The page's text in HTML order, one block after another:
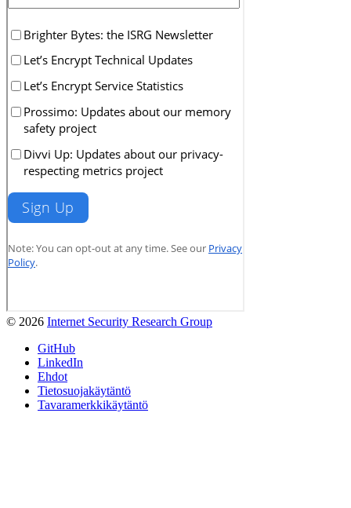
© 2026 Internet Security Research Group
GitHub
LinkedIn
Ehdot
Tietosuojakäytäntö
Tavaramerkkikäytäntö